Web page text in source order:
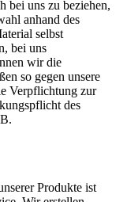
bei uns zu beziehen,
anhand des
selbst
bei uns
wir die
so gegen unsere
Verpflichtung zur
des
Produkte ist